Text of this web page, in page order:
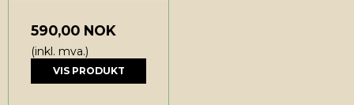
590,00 NOK
(inkl. mva.)
VIS PRODUKT